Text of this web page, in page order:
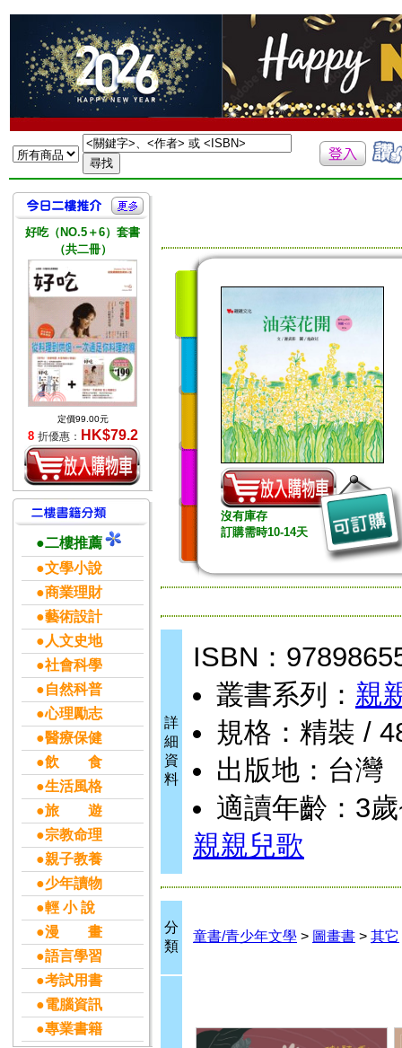
好吃（NO.5＋6）套書
（共二冊）
定價99.00元
8 折優惠： HK$79.2
●二樓推薦
●文學小說
●商業理財
●藝術設計
●人文史地
●社會科學
●自然科普
●心理勵志
●醫療保健
●飲 食
●生活風格
●旅 遊
●宗教命理
●親子教養
●少年讀物
●輕 小 說
●漫 畫
●語言學習
●考試用書
●電腦資訊
●專業書籍
沒有庫存
訂購需時10-14天
詳
細
資
料
ISBN：
叢書系列： 親
規格：精裝 /
出版地：台灣
適讀年齡：3
親親兒歌
分
類
童書/青少年文學 > 圖畫書 > 其它